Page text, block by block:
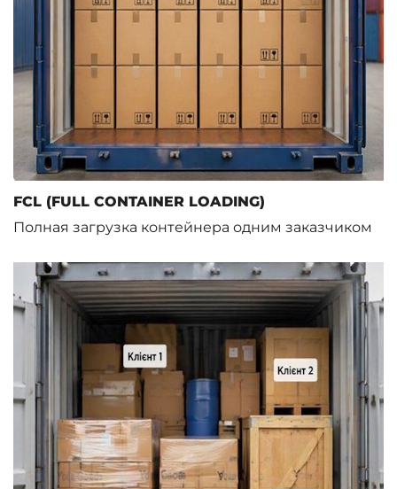
FCL (FULL CONTAINER LOADING)
Полная загрузка контейнера одним заказчиком